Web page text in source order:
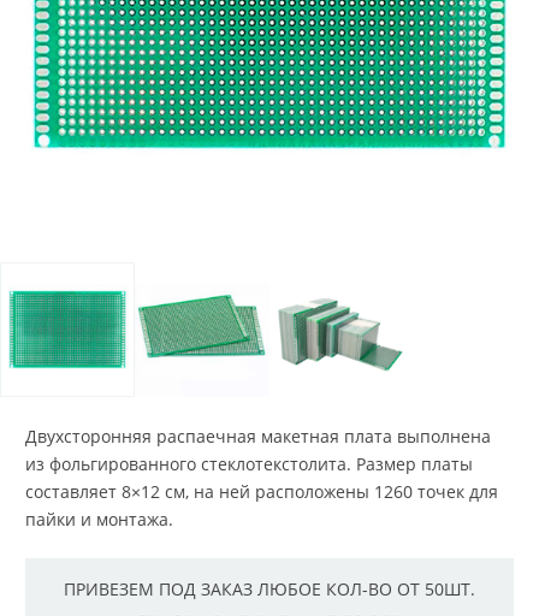
Двухсторонняя распаечная макетная плата выполнена
из фольгированного стеклотекстолита. Размер платы
составляет 8×12 см, на ней расположены 1260 точек для
пайки и монтажа.
ПРИВЕЗЕМ ПОД ЗАКАЗ ЛЮБОЕ КОЛ-ВО ОТ 50ШТ.